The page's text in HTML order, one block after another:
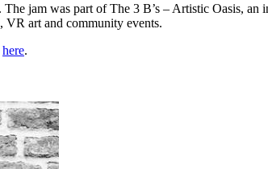
jam was part of The 3 B’s – Artistic Oasis,
VR art and community events.
here.